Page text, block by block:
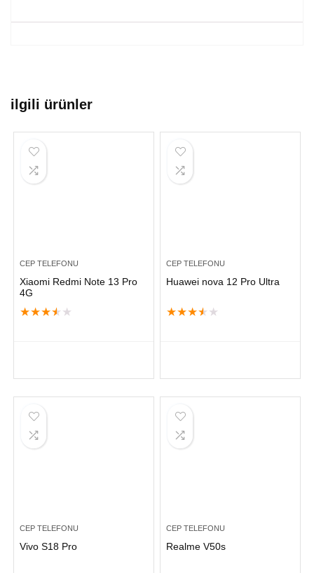
ilgili ürünler
CEP TELEFONU
Xiaomi Redmi Note 13 Pro
4G
★★★★ ★
CEP TELEFONU
Huawei nova 12 Pro Ultra
★★★★ ★
CEP TELEFONU
Vivo S18 Pro
CEP TELEFONU
Realme V50s